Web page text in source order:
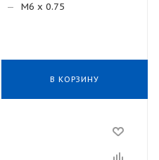
— M6 x 0.75
В КОРЗИНУ